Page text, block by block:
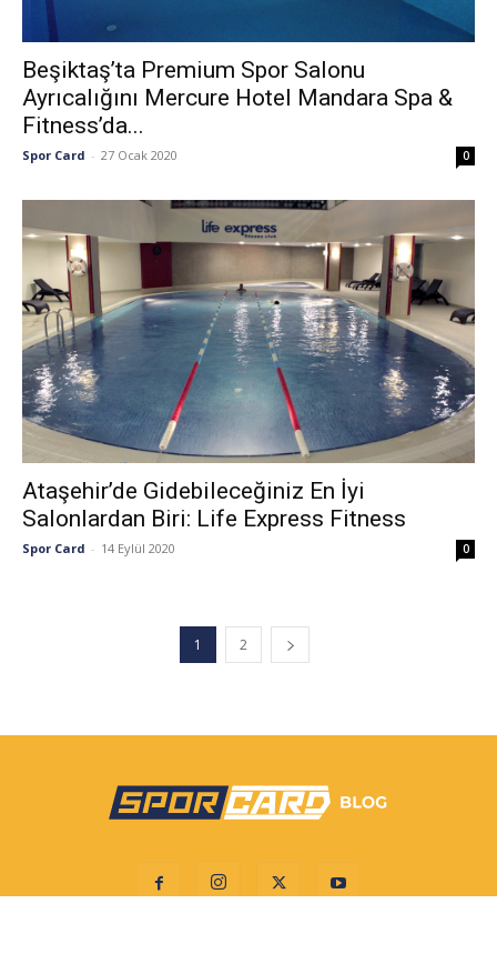
Beşiktaş’ta Premium Spor Salonu
Ayrıcalığını Mercure Hotel Mandara Spa &
Fitness’da...
Spor Card - 27 Ocak 2020 0
Ataşehir’de Gidebileceğiniz En İyi
Salonlardan Biri: Life Express Fitness
Spor Card - 14 Eylül 2020 0
1 2